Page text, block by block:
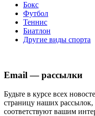
Бокс
Футбол
Теннис
Биатлон
Другие виды спорта
Email — рассылки
Будьте в курсе всех
страницу наших
соответствуют вашим